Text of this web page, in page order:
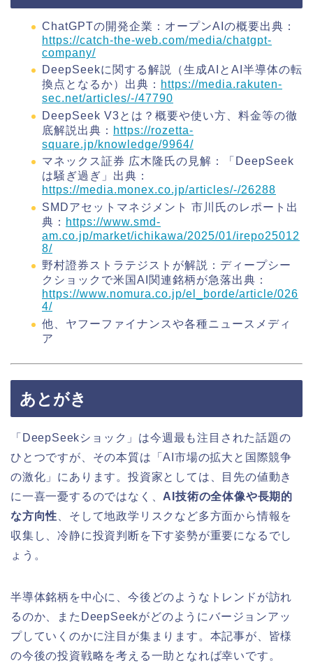
ChatGPTの開発企業：オープンAIの概要出典：
https://catch-the-web.com/media/chatgpt-
company/
DeepSeekに関する解説（生成AIとAI半導体の転
換点となるか）出典： https://media.rakuten-
sec.net/articles/-/47790
DeepSeek V3とは？概要や使い方、料金等の徹
底解説出典： https://rozetta-
square.jp/knowledge/9964/
マネックス証券 広木隆氏の見解：「DeepSeek
は騒ぎ過ぎ」出典：
https://media.monex.co.jp/articles/-/26288
SMDアセットマネジメント 市川氏のレポート出
典： https://www.smd-
am.co.jp/market/ichikawa/2025/01/irepo25012
8/
野村證券ストラテジストが解説：ディープシー
クショックで米国AI関連銘柄が急落出典：
https://www.nomura.co.jp/el_borde/article/026
4/
他、ヤフーファイナンスや各種ニュースメディ
ア
あとがき
「DeepSeekショック」は今週最も注目された話題の
ひとつですが、その本質は「AI市場の拡大と国際競争
の激化」にあります。投資家としては、目先の値動き
に一喜一憂するのではなく、AI技術の全体像や長期的
な方向性、そして地政学リスクなど多方面から情報を
収集し、冷静に投資判断を下す姿勢が重要になるでし
ょう。
半導体銘柄を中心に、今後どのようなトレンドが訪れ
るのか、またDeepSeekがどのようにバージョンアッ
プしていくのかに注目が集まります。本記事が、皆様
の今後の投資戦略を考える一助となれば幸いです。